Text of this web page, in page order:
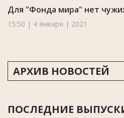
Для "Фонда мира" нет
15:50 | 4 января | 2021
АРХИВ НОВОСТЕЙ
ПОСЛЕДНИЕ